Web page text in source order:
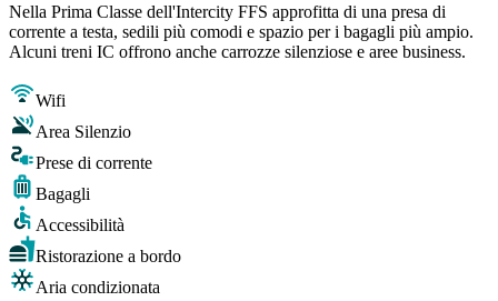
Nella Prima Classe dell'Intercity FFS approfitta di una presa di
corrente a testa, sedili più comodi e spazio per i bagagli più ampio.
Alcuni treni IC offrono anche carrozze silenziose e aree business.
Wifi
Area Silenzio
Prese di corrente
Bagagli
Accessibilità
Ristorazione a bordo
Aria condizionata